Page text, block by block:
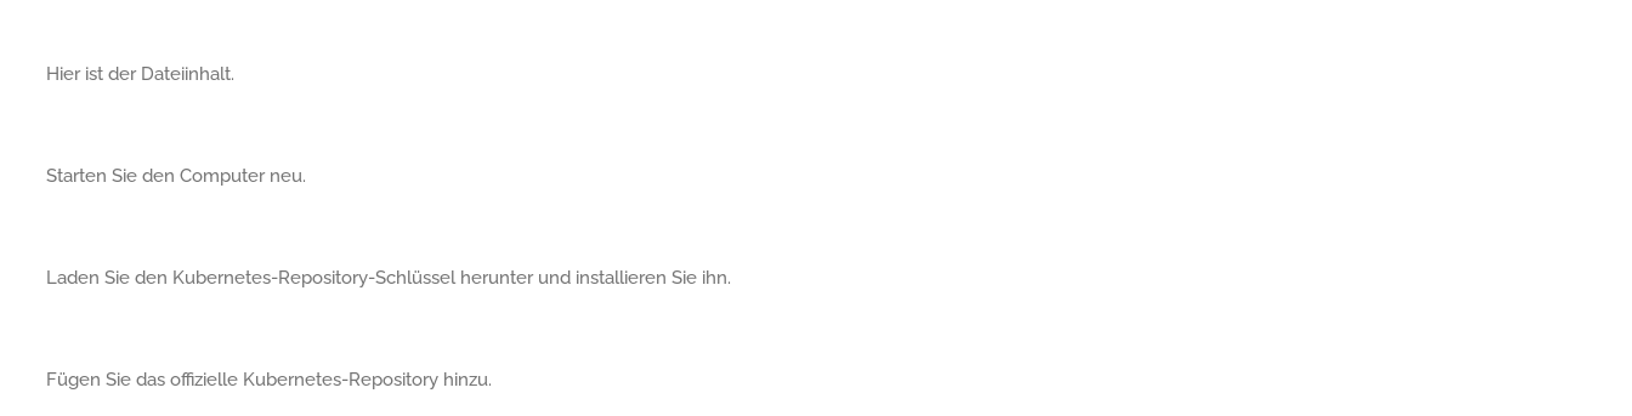
Hier ist der Dateiinhalt.
Starten Sie den Computer neu.
Laden Sie den Kubernetes-Repository-Schlüssel herunter und installieren Sie ihn.
Fügen Sie das offizielle Kubernetes-Repository hinzu.